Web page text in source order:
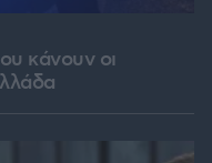
κάνουν οι